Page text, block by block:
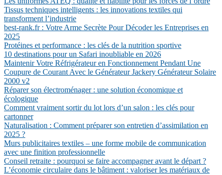
Tissus techniques intelligents : les innovations textiles qui
transforment l’industrie
best-rank.fr : Votre Arme Secrète Pour Décoder les Entreprises en
2025
Protéines et performance : les clés de la nutrition sportive
10 destinations pour un Safari inoubliable en 2026
Maintenir Votre Réfrigérateur en Fonctionnement Pendant Une
Coupure de Courant Avec le Générateur Jackery Générateur Solaire
2000 v2
Réparer son électroménager : une solution économique et
écologique
Comment vraiment sortir du lot lors d’un salon : les clés pour
cartonner
Naturalisation : Comment préparer son entretien d’assimilation en
2025 ?
Murs publicitaires textiles – une forme mobile de communication
avec une finition professionnelle
Conseil retraite : pourquoi se faire accompagner avant le départ ?
L’économie circulaire dans le bâtiment : valoriser les matériaux de